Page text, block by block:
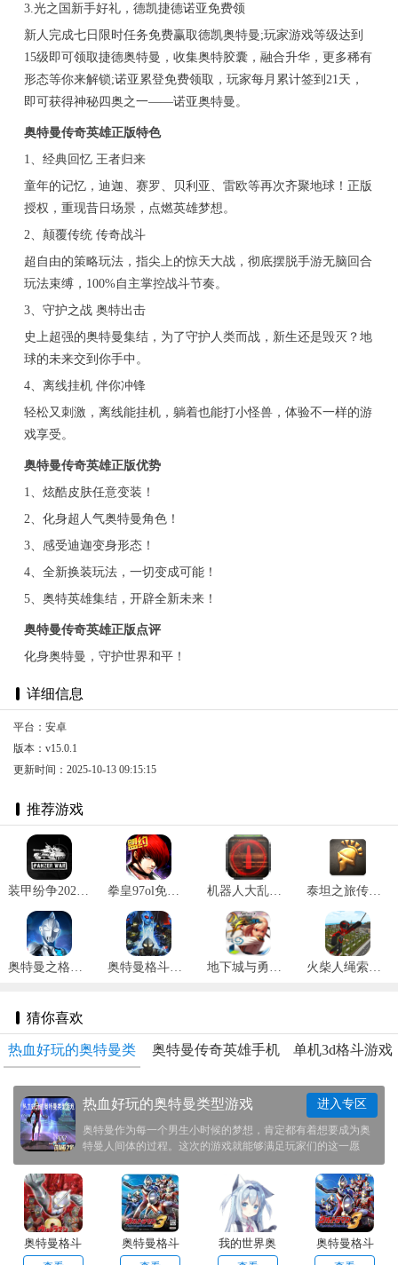
3.光之国新手好礼，德凯捷德诺亚免费领
新人完成七日限时任务免费赢取德凯奥特曼;玩家游戏等级达到
15级即可领取捷德奥特曼，收集奥特胶囊，融合升华，更多稀有
形态等你来解锁;诺亚累登免费领取，玩家每月累计签到21天，
即可获得神秘四奥之一——诺亚奥特曼。
奥特曼传奇英雄正版特色
1、经典回忆 王者归来
童年的记忆，迪迦、赛罗、贝利亚、雷欧等再次齐聚地球！正版
授权，重现昔日场景，点燃英雄梦想。
2、颠覆传统 传奇战斗
超自由的策略玩法，指尖上的惊天大战，彻底摆脱手游无脑回合
玩法束缚，100%自主掌控战斗节奏。
3、守护之战 奥特出击
史上超强的奥特曼集结，为了守护人类而战，新生还是毁灭？地
球的未来交到你手中。
4、离线挂机 伴你冲锋
轻松又刺激，离线能挂机，躺着也能打小怪兽，体验不一样的游
戏享受。
奥特曼传奇英雄正版优势
1、炫酷皮肤任意变装！
2、化身超人气奥特曼角色！
3、感受迪迦变身形态！
4、全新换装玩法，一切变成可能！
5、奥特英雄集结，开辟全新未来！
奥特曼传奇英雄正版点评
化身奥特曼，守护世界和平！
详细信息
平台：安卓
版本：v15.0.1
更新时间：2025-10-13 09:15:15
推荐游戏
拳皇97ol免费版 v3.3.5 机器人大乱斗官方手机版 v1.2.3 泰坦之旅传奇版完整版纯净版 v3.0.5141
奥特曼之格斗超人内购版 v10.0.0 奥特曼格斗进化重生中文版 v3.3.2 火柴人绳索英雄内置作弊 v3.0.7
猜你喜欢
热血好玩的奥特曼类 奥特曼传奇英雄手机 单机3d格斗游戏
热血好玩的奥特曼类型游戏
奥特曼作为每一个男生小时候的梦想，肯定都有着想要成为奥
特曼人间体的过程。这次的游戏就能够满足玩家们的这一愿
抗那些可怕的怪兽，守护地球的安全。
进入专区
奥特曼格斗
奥特曼格斗
我的世界奥
奥特曼格斗